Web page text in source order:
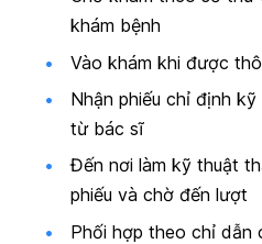
khám bệnh
Vào khám khi được
Nhận phiếu chỉ định
từ bác sĩ
Đến nơi làm kỹ thuật
phiếu và chờ đến lượt
Phối hợp theo chỉ dẫn